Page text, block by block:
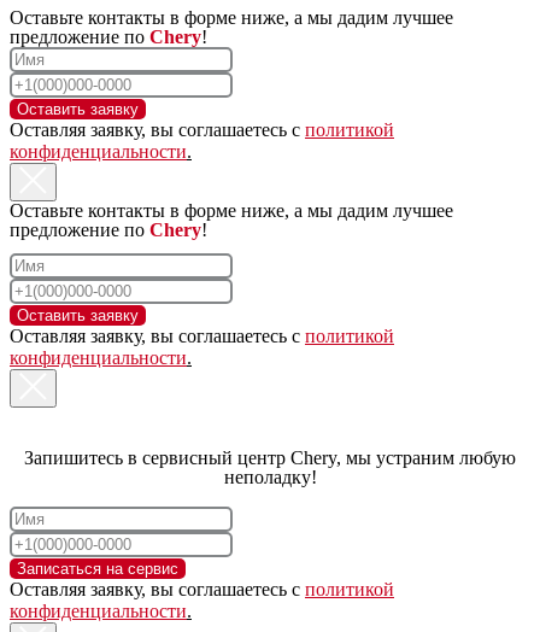
Оставьте контакты в форме ниже, а мы дадим лучшее
предложение по Chery!
Оставить заявку
Оставляя заявку, вы соглашаетесь с политикой
конфиденциальности.
Оставьте контакты в форме ниже, а мы дадим лучшее
предложение по Chery!
Оставить заявку
Оставляя заявку, вы соглашаетесь с политикой
конфиденциальности.
Запишитесь в сервисный центр Chery, мы устраним любую
неполадку!
Записаться на сервис
Оставляя заявку, вы соглашаетесь с политикой
конфиденциальности.